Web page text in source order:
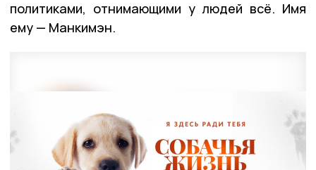
политиками, отнимающими у людей всё. Имя
ему — Манкимэн.